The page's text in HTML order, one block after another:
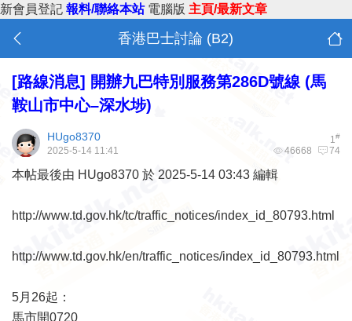
新會員登記 報料/聯絡本站 電腦版 主頁/最新文章
香港巴士討論 (B2)
[路線消息] 開辦九巴特別服務第286D號線 (馬
鞍山市中心–深水埗)
1#
HUgo8370
46668 74
2025-5-14 11:41
本帖最後由 HUgo8370 於 2025-5-14 03:43 編輯
http://www.td.gov.hk/tc/traffic_notices/index_id_80793.html
http://www.td.gov.hk/en/traffic_notices/index_id_80793.html
5月26起：
馬市開0720